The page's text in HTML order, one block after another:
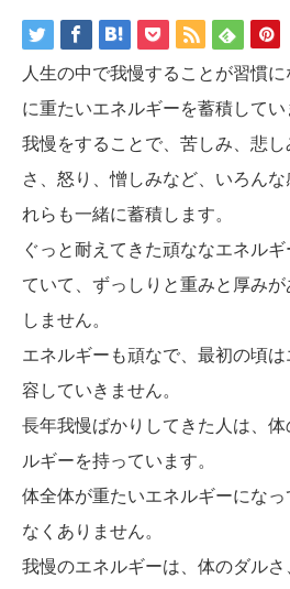
人生の中で我慢することが習慣
に重たいエネルギーを蓄積してい
我慢をすることで、苦しみ、悲
さ、怒り、憎しみなど、いろん
れらも一緒に蓄積します。
ぐっと耐えてきた頑ななエネル
ていて、ずっしりと重みと厚み
しません。
エネルギーも頑なで、最初の頃
容していきません。
長年我慢ばかりしてきた人は、
ルギーを持っています。
体全体が重たいエネルギーにな
なくありません。
我慢のエネルギーは、体のダル